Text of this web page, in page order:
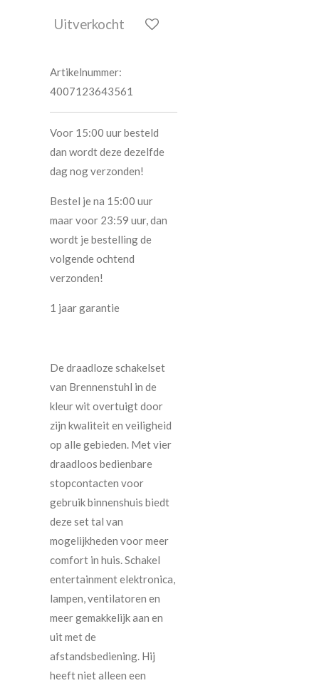
Uitverkocht
Artikelnummer:
4007123643561
Voor 15:00 uur besteld
dan wordt deze dezelfde
dag nog verzonden!
Bestel je na 15:00 uur
maar voor 23:59 uur, dan
wordt je bestelling de
volgende ochtend
verzonden!
1 jaar garantie
De draadloze schakelset
van Brennenstuhl in de
kleur wit overtuigt door
zijn kwaliteit en veiligheid
op alle gebieden. Met vier
draadloos bedienbare
stopcontacten voor
gebruik binnenshuis biedt
deze set tal van
mogelijkheden voor meer
comfort in huis. Schakel
entertainment elektronica,
lampen, ventilatoren en
meer gemakkelijk aan en
uit met de
afstandsbediening. Hij
heeft niet alleen een